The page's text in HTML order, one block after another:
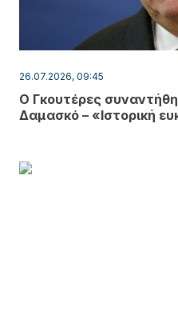
26.07.2026, 09:45
Ο Γκουτέρες
Δαμασκό – «Ιστορική